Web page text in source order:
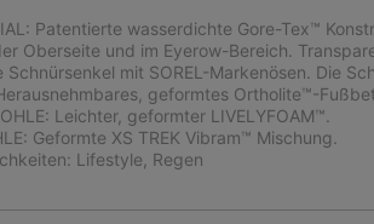
Patentierte wasserdichte Gore-Tex™
Oberseite und im Eyerow-Bereich.
Schnürsenkel mit SOREL-Markenösen. Die
geformtes Ortholite™-
Leichter, geformter LIVELYFOAM™.
Geformte XS TREK Vibram™ Mischung.
Lifestyle, Regen